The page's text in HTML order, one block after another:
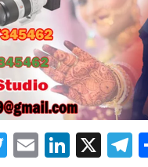
Twitter
EmailX